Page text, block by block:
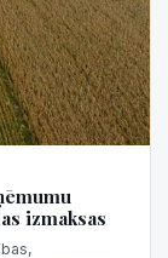
izmaksas